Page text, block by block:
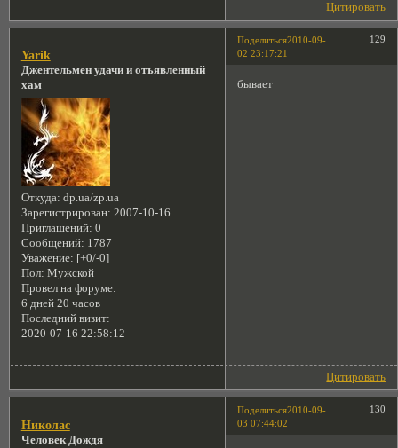
Цитировать
Поделиться 129
2010-09-
02 23:17:21
Yarik
Джентельмен удачи и отъявленный
хам
Откуда: dp.ua/zp.ua
Зарегистрирован: 2007-10-16
Приглашений: 0
Сообщений: 1787
Уважение: [+0/-0]
Пол: Мужской
Провел на форуме:
6 дней 20 часов
Последний визит:
2020-07-16 22:58:12
бывает
Цитировать
Поделиться 130
2010-09-
03 07:44:02
Николас
Человек Дождя